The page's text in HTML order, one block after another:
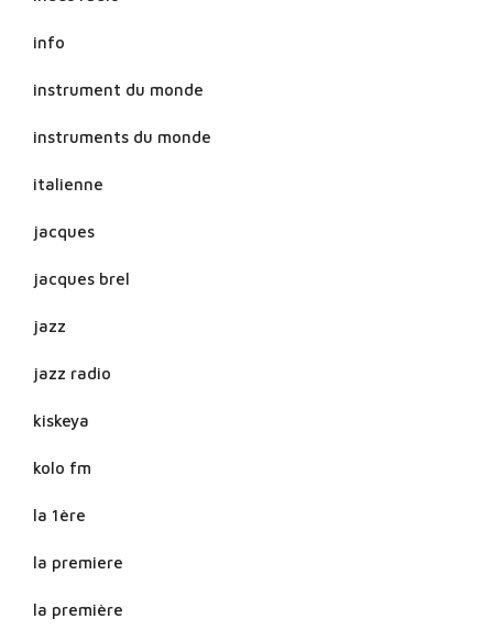
info
instrument du monde
instruments du monde
italienne
jacques
jacques brel
jazz
jazz radio
kiskeya
kolo fm
la 1ère
la premiere
la première